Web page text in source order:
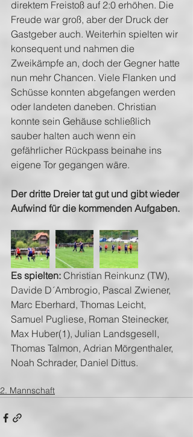
direktem Freistoß auf 2:0 erhöhen. Die
Freude war groß, aber der Druck der
Gastgeber auch. Weiterhin spielten wir
konsequent und nahmen die
Zweikämpfe an, doch der Gegner hatte
nun mehr Chancen. Viele Flanken und
Schüsse konnten abgefangen werden
oder landeten daneben. Christian
konnte sein Gehäuse schließlich
sauber halten auch wenn ein
gefährlicher Rückpass beinahe ins
eigene Tor gegangen wäre.
Der dritte Dreier tat gut und gibt wieder
Aufwind für die kommenden Aufgaben.
Es spielten: Christian Reinkunz (TW),
Davide D´Ambrogio, Pascal Zwiener,
Marc Eberhard, Thomas Leicht,
Samuel Pugliese, Roman Steinecker,
Max Huber(1), Julian Landsgesell,
Thomas Talmon, Adrian Mörgenthaler,
Noah Schrader, Daniel Dittus.
2. Mannschaft